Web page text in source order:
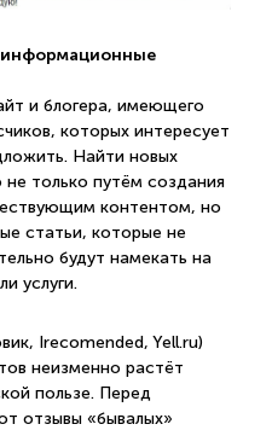
информационные
и блогера, имеющего
которых интересует
Найти новых
только путём создания
контентом, но
статьи, которые не
будут намекать на
услуги.
Irecomended, Yell.ru)
неизменно растёт
пользе. Перед
отзывы «бывалых»